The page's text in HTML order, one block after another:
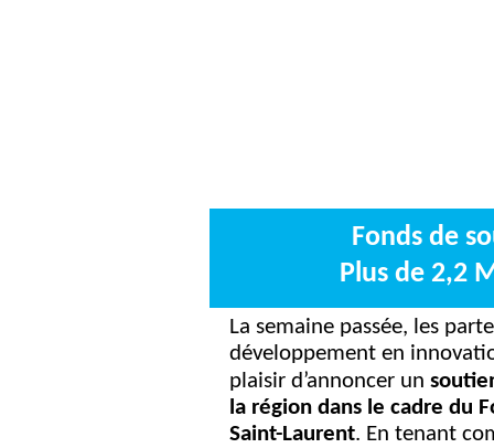
Fonds de
Plus de 2,2
La semaine passée, les
développement en
plaisir d’annoncer un
la région dans le cadre du
Saint-Laurent. En tenant